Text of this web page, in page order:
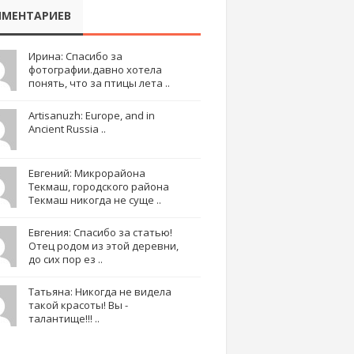
Ирина: Спасибо за
фотографии.давно хотела
понять, что за птицы лета ..
Artisanuzh: Europe, and in
Ancient Russia ..
Евгений: Микрорайона
Текмаш, городского района
Текмаш никогда не суще ..
Евгения: Спасибо за статью!
Отец родом из этой деревни,
до сих пор ез ..
Татьяна: Никогда не видела
такой красоты! Вы -
талантище!!! ..